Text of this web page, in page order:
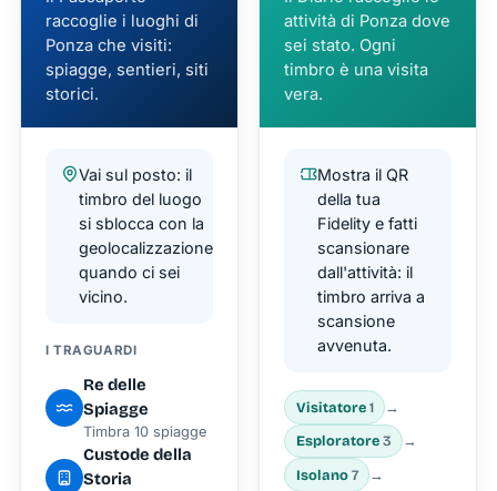
raccoglie i luoghi di
Ponza che visiti:
spiagge, sentieri, siti
storici.
Vai sul posto: il
timbro del luogo
si sblocca con la
geolocalizzazione
quando ci sei
vicino.
I TRAGUARDI
Re delle
Spiagge
Timbra 10 spiagge
Custode della
Storia
attività di Ponza dove
sei stato. Ogni
timbro è una visita
vera.
Mostra il QR
della tua
Fidelity e fatti
scansionare
dall'attività: il
timbro arriva a
scansione
avvenuta.
Visitatore 1 →
Esploratore 3 →
Isolano 7 →